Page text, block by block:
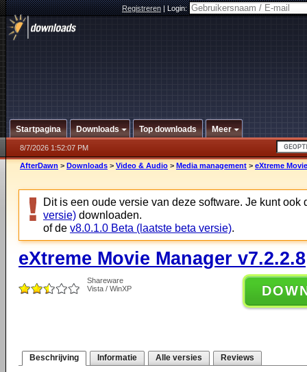
Registreren|Login:
Startpagina Downloads Top downloads Meer
8/7/2026 1:52:07 PM
AfterDawn > Downloads > Video & Audio > Media management > eXtreme
Dit is een oude versie van deze software. Je kunt ook
versie) downloaden.
of de v8.0.1.0 Beta (laatste beta versie).
eXtreme Movie Manager v7.2.2.8
Shareware
Vista / WinXP
Beschrijving Informatie Alle versies Reviews